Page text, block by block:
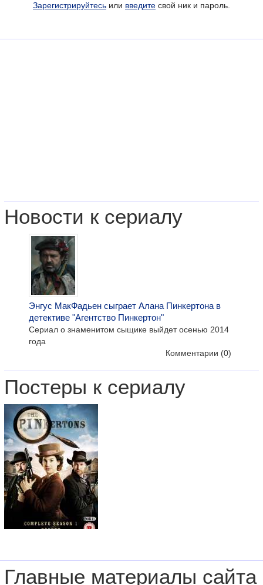
Зарегистрируйтесь или введите свой ник и пароль.
Новости к сериалу
Энгус МакФадьен сыграет Алана Пинкертона в
детективе "Агентство Пинкертон"
Сериал о знаменитом сыщике выйдет осенью 2014
года
Комментарии (0)
Постеры к сериалу
Главные материалы сайта